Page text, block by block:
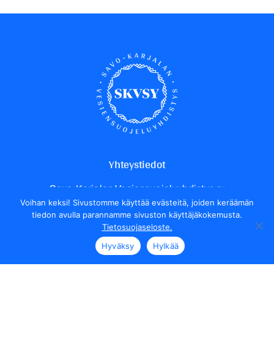
Yhteystiedot
Savo-Karjalan Vesiensuojeluyhdistys ry
Yrittäjäntie 24
70150 Kuopio
Henkilökunnan yhteystiedot
Voihan keksi! Sivustomme käyttää evästeitä, joiden keräämän
tiedon avulla parannamme sivuston käyttäjäkokemusta.
Tietosuojaseloste.
Hyväksy
Hylkää